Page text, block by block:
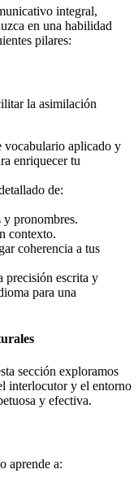
integral,
en una habilidad
pilares:
la asimilación
vocabulario aplicado y
enriquecer tu
de:
y pronombres.
contexto.
coherencia a tus
precisión escrita y
para una
sección exploramos
interlocutor y el entorno
y efectiva.
aprende a: